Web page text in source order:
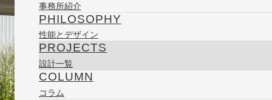
事務所紹介
PHILOSOPHY
性能とデザイン
PROJECTS
設計一覧
COLUMN
コラム
2020/11/30
新横江の家